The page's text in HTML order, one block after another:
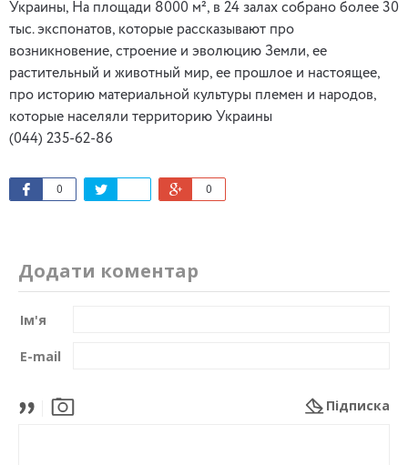
Украины, На площади 8000 м², в 24 залах собрано более 30
тыс. экспонатов, которые рассказывают про
возникновение, строение и эволюцию Земли, ее
растительный и животный мир, ее прошлое и настоящее,
про историю материальной культуры племен и народов,
которые населяли территорию Украины
(044) 235-62-86
0 0
Додати коментар
Ім'я
E-mail
Підписка